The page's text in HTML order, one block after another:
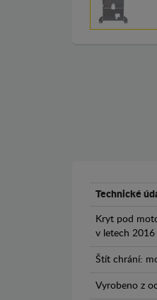
Technické
Kryt pod
v letech 2016
Štít chrání:
Vyrobeno z